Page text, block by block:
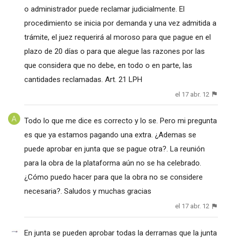
o administrador puede reclamar judicialmente. El
procedimiento se inicia por demanda y una vez admitida a
trámite, el juez requerirá al moroso para que pague en el
plazo de 20 días o para que alegue las razones por las
que considera que no debe, en todo o en parte, las
cantidades reclamadas. Art. 21 LPH
el 17 abr. 12
Todo lo que me dice es correcto y lo se. Pero mi pregunta
es que ya estamos pagando una extra. ¿Ademas se
puede aprobar en junta que se pague otra?. La reunión
para la obra de la plataforma aún no se ha celebrado.
¿Cómo puedo hacer para que la obra no se considere
necesaria?. Saludos y muchas gracias
el 17 abr. 12
En junta se pueden aprobar todas la derramas que la junta